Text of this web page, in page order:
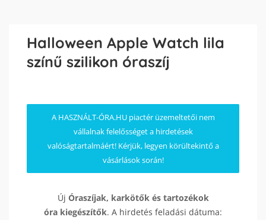
Halloween Apple Watch lila
színű szilikon óraszíj
A HASZNÁLT-ÓRA.HU piactér üzemeltetői nem
vállalnak felelősséget a hirdetések
valóságtartalmáért! Kérjük, legyen körültekintő a
vásárlások során!
Új Óraszíjak, karkötők és tartozékok
óra kiegészítők. A hirdetés feladási dátuma: